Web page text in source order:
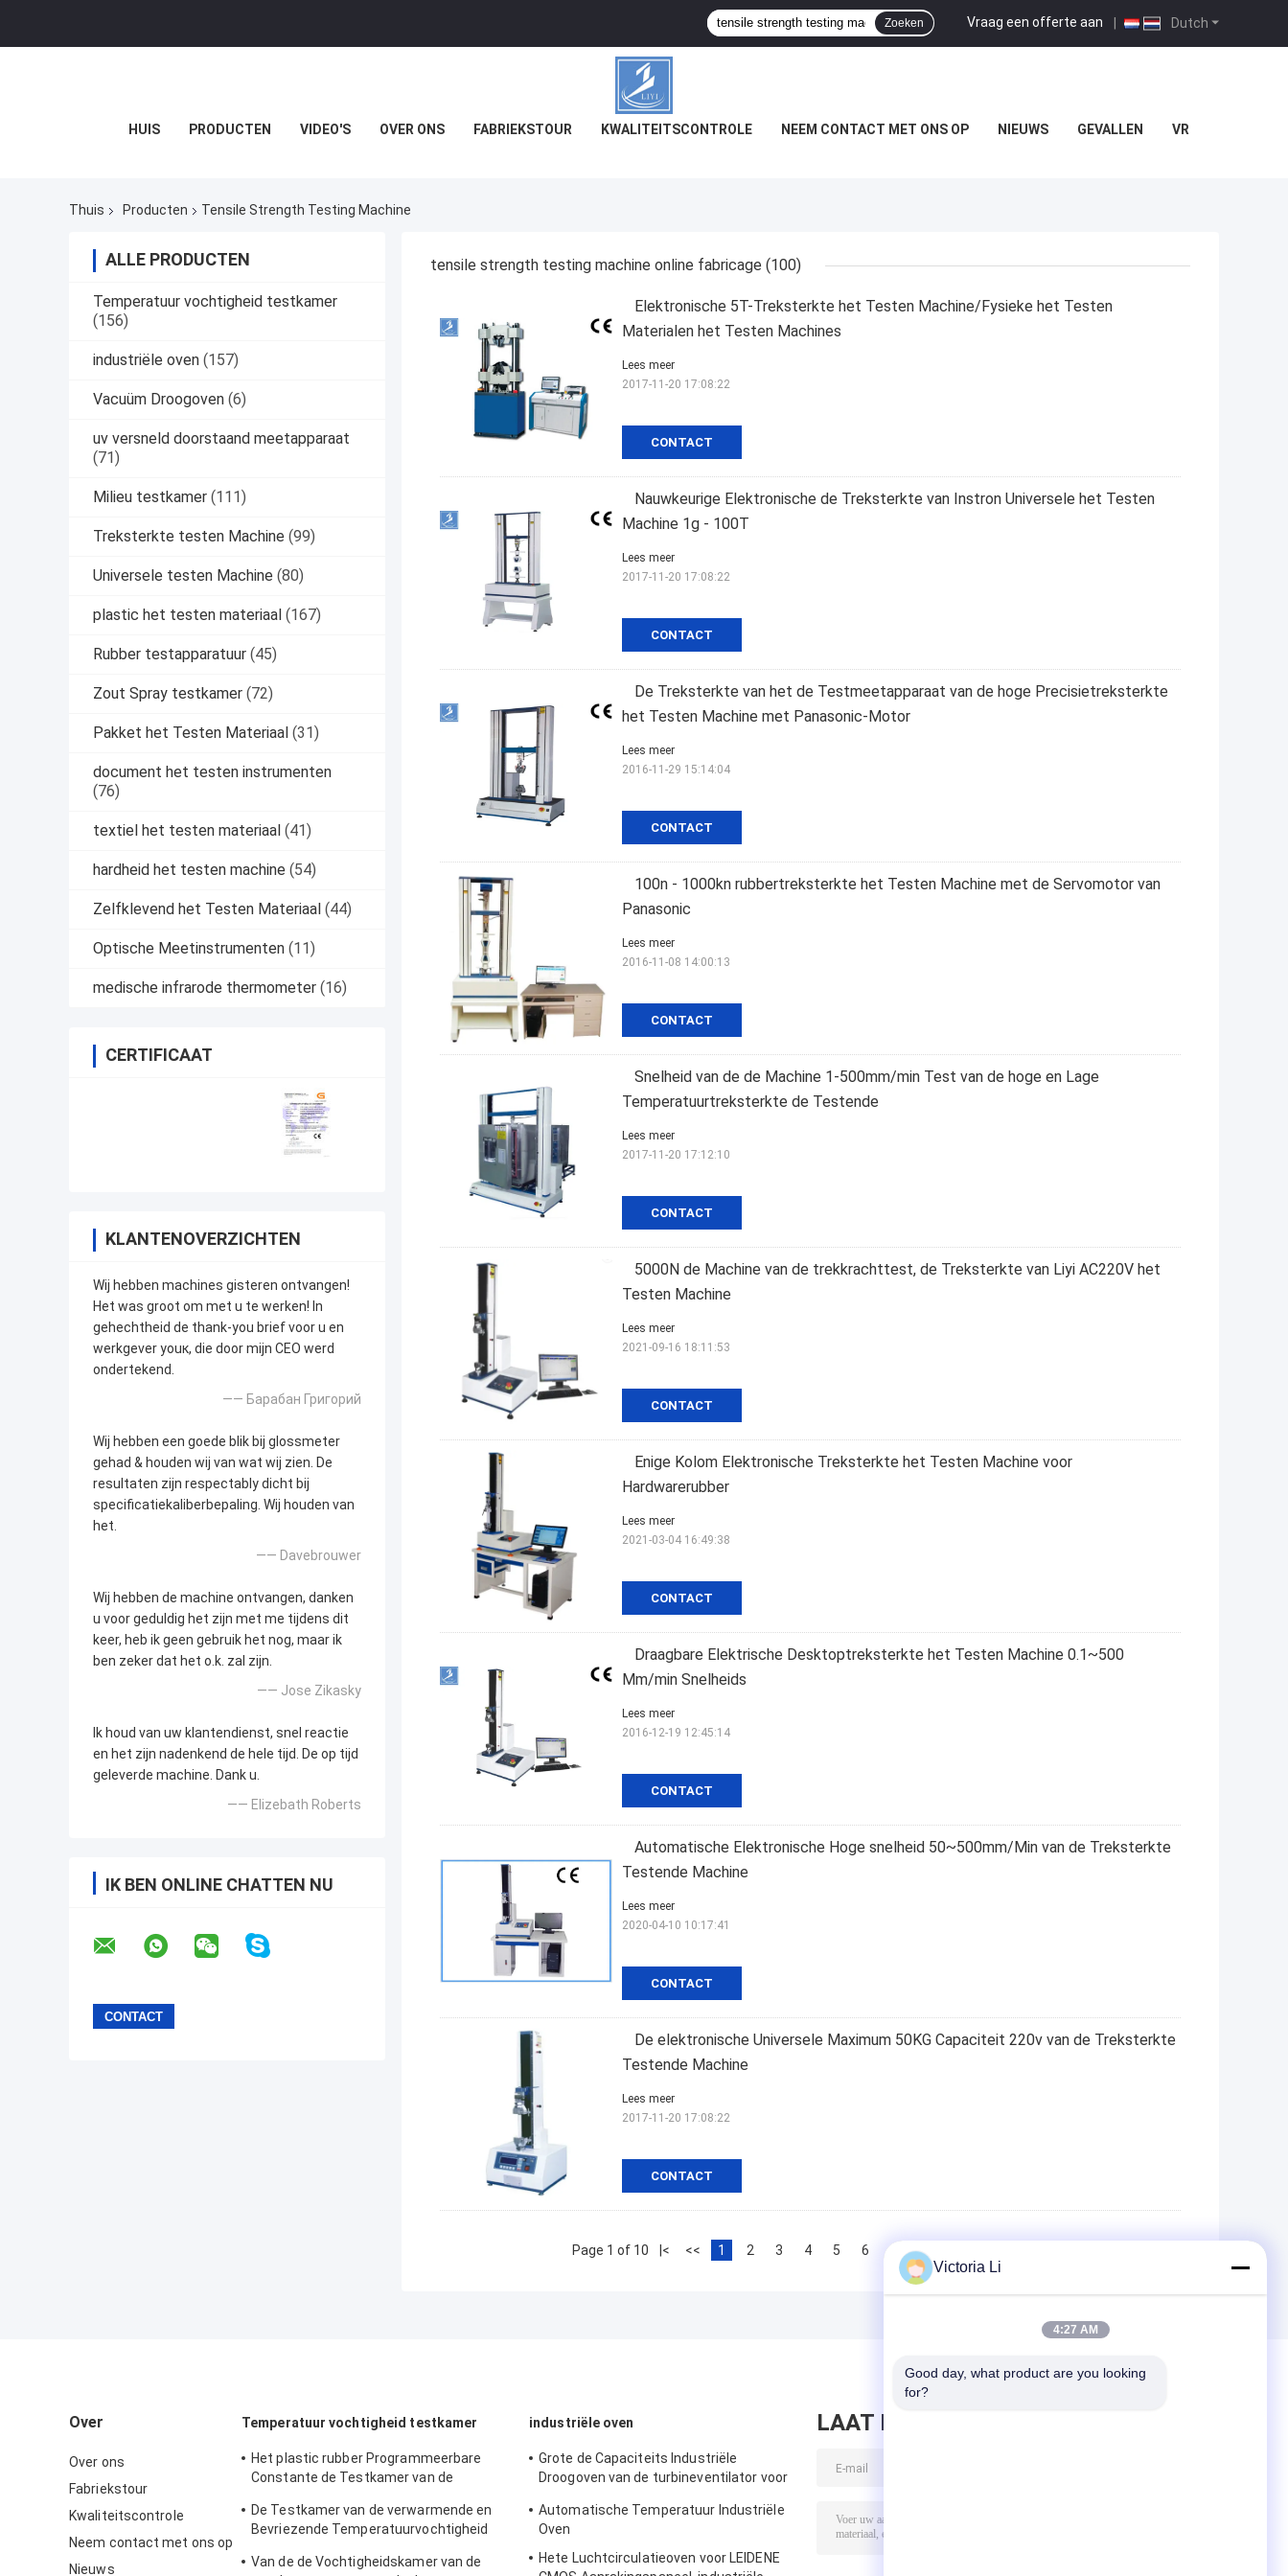
Dutch
Vraag een offerte aan |
Zoeken
HUIS PRODUCTEN VIDEO'S OVER ONS FABRIEKSTOUR KWALITEITSCONTROLE NEEM CONTACT MET ONS OP NIEUWS GEVALLEN VR
Thuis Producten Tensile Strength Testing Machine
ALLE PRODUCTEN
Temperatuur vochtigheid testkamer
(156)
industriële oven (157)
Vacuüm Droogoven (6)
uv versneld doorstaand meetapparaat
(71)
Milieu testkamer (111)
Treksterkte testen Machine (99)
Universele testen Machine (80)
plastic het testen materiaal (167)
Rubber testapparatuur (45)
Zout Spray testkamer (72)
Pakket het Testen Materiaal (31)
document het testen instrumenten
(76)
textiel het testen materiaal (41)
hardheid het testen machine (54)
Zelfklevend het Testen Materiaal (44)
Optische Meetinstrumenten (11)
medische infrarode thermometer (16)
CERTIFICAAT
KLANTENOVERZICHTEN
Wij hebben machines gisteren ontvangen!
Het was groot om met u te werken! In
gehechtheid de thank-you brief voor u en
werkgever youк, die door mijn CEO werd
ondertekend.
—— Барабан Григорий
Wij hebben een goede blik bij glossmeter
gehad & houden wij van wat wij zien. De
resultaten zijn respectably dicht bij
specificatiekaliberbepaling. Wij houden van
het.
—— Davebrouwer
Wij hebben de machine ontvangen, danken
u voor geduldig het zijn met me tijdens dit
keer, heb ik geen gebruik het nog, maar ik
ben zeker dat het o.k. zal zijn.
—— Jose Zikasky
Ik houd van uw klantendienst, snel reactie
en het zijn nadenkend de hele tijd. De op tijd
geleverde machine. Dank u.
—— Elizebath Roberts
IK BEN ONLINE CHATTEN NU
tensile strength testing machine online fabricage (100)
Elektronische 5T-Treksterkte het Testen Machine/Fysieke het Testen
Materialen het Testen Machines
CONTACT
Lees meer
2017-11-20 17:08:22
Nauwkeurige Elektronische de Treksterkte van Instron Universele het Testen
Machine 1g - 100T
CONTACT
Lees meer
2017-11-20 17:08:22
De Treksterkte van het de Testmeetapparaat van de hoge Precisietreksterkte
het Testen Machine met Panasonic-Motor
CONTACT
Lees meer
2016-11-29 15:14:04
100n - 1000kn rubbertreksterkte het Testen Machine met de Servomotor van
Panasonic
CONTACT
Lees meer
2016-11-08 14:00:13
Snelheid van de de Machine 1-500mm/min Test van de hoge en Lage
Temperatuurtreksterkte de Testende
CONTACT
Lees meer
2017-11-20 17:12:10
5000N de Machine van de trekkrachttest, de Treksterkte van Liyi AC220V het
Testen Machine
CONTACT
Lees meer
2021-09-16 18:11:53
Enige Kolom Elektronische Treksterkte het Testen Machine voor
Hardwarerubber
CONTACT
Lees meer
2021-03-04 16:49:38
Draagbare Elektrische Desktoptreksterkte het Testen Machine 0.1~500
Mm/min Snelheids
CONTACT
Lees meer
2016-12-19 12:45:14
Automatische Elektronische Hoge snelheid 50~500mm/Min van de Treksterkte
Testende Machine
CONTACT
Lees meer
2020-04-10 10:17:41
De elektronische Universele Maximum 50KG Capaciteit 220v van de Treksterkte
Testende Machine
CONTACT
Lees meer
2017-11-20 17:08:22
Page 1 of 10 |< << 1 2 3 4 5 6 8
Over
Over ons
Fabriekstour
Kwaliteitscontrole
Neem contact met ons op
Nieuws
Temperatuur vochtigheid testkamer
Het plastic rubber Programmeerbare
Constante de Testkamer van de
simuleren
De Testkamer van de verwarmende en
Bevriezende Temperatuurvochtigheid
Van de de Vochtigheidskamer van de
industriële oven
Grote de Capaciteits Industriële
Droogoven van de turbineventilator voor
Automatische Temperatuur Industriële
Oven
Hete Luchtcirculatieoven voor LEIDENE
LAAT BERICHT ACHTER
Victoria Li
4:27 AM
Good day, what product are you looking
for?